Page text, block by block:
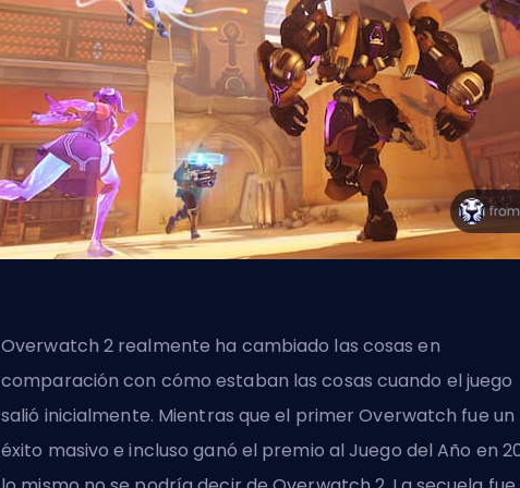
Overwatch 2 realmente ha cambiado las cosas en
comparación con cómo estaban las cosas cuando el juego
salió inicialmente. Mientras que el primer Overwatch fue un
éxito masivo e incluso ganó el premio al Juego del Año en